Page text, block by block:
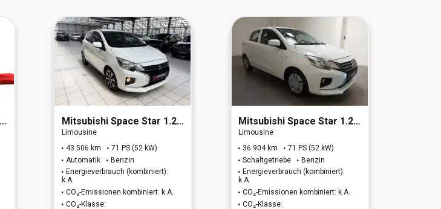
Mitsubishi Space Star 1.2 Select+ (EURO 6d)
Limousine
43.506 km
71 PS (52 kW)
Automatik
Benzin
Energieverbrauch (kombiniert):
k.A.
CO₂-Emissionen kombiniert: k.A.
CO₂-Klasse:
Mitsubishi Space Star 1.2 Select (EURO 6d)
Limousine
36.904 km
71 PS (52 kW)
Schaltgetriebe
Benzin
Energieverbrauch (kombiniert):
k.A.
CO₂-Emissionen kombiniert: k.A.
CO₂-Klasse: